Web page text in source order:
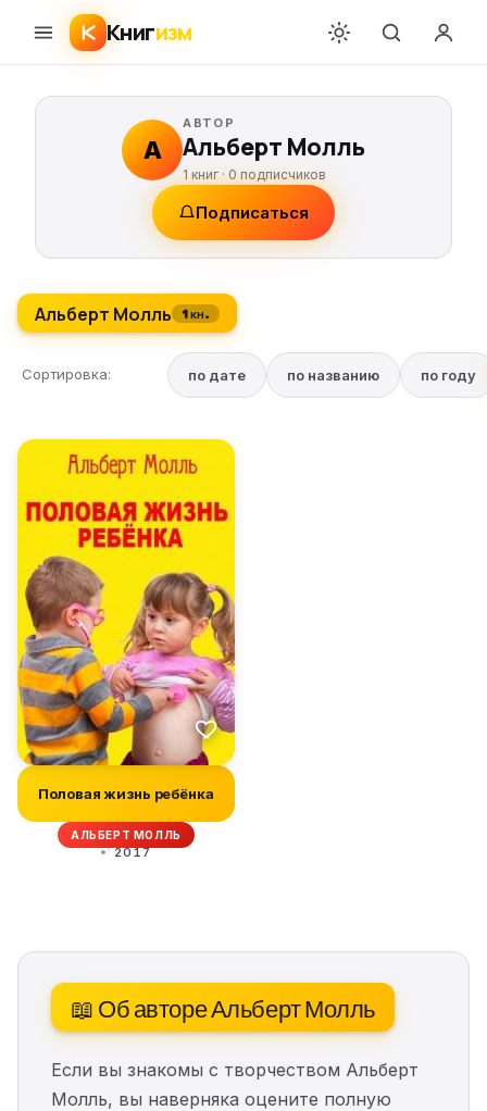
Книгизм
А
АВТОР
Альберт Молль
1 книг ·0 подписчиков
Подписаться
Альберт Молль 1 кн.
Сортировка: по дате по названию по году
Половая жизнь ребёнка
АЛЬБЕРТ МОЛЛЬ
2017
📖 Об авторе Альберт Молль
Если вы знакомы с творчеством Альберт
Молль, вы наверняка оцените полную